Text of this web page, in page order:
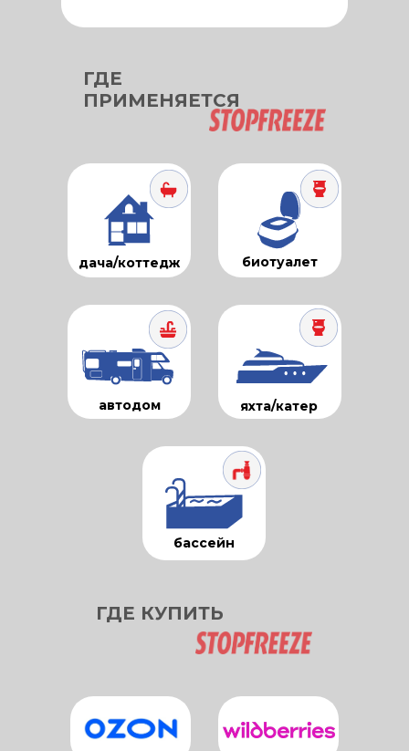
ГДЕ
ПРИМЕНЯЕТСЯ
дача/коттедж биотуалет
автодом яхта/катер
бассейн
ГДЕ КУПИТЬ